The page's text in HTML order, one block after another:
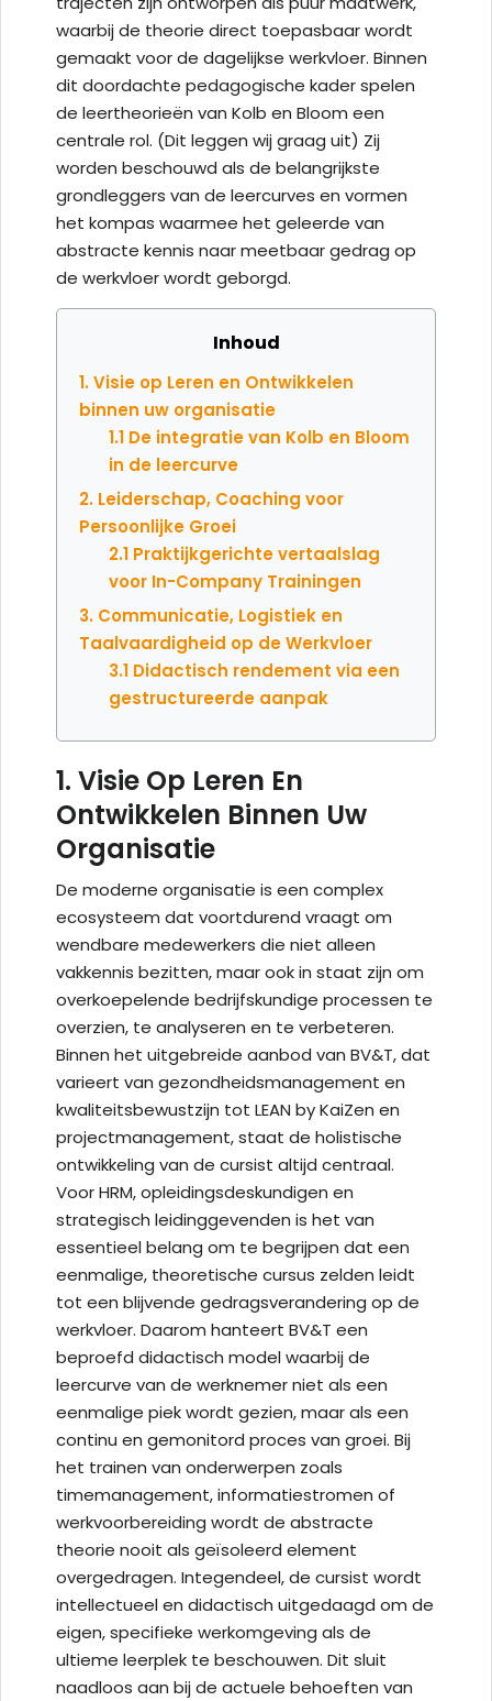
waarbij de theorie direct toepasbaar wordt
gemaakt voor de dagelijkse werkvloer. Binnen
dit doordachte pedagogische kader spelen
de leertheorieën van Kolb en Bloom een
centrale rol. (Dit leggen wij graag uit) Zij
worden beschouwd als de belangrijkste
grondleggers van de leercurves en vormen
het kompas waarmee het geleerde van
abstracte kennis naar meetbaar gedrag op
de werkvloer wordt geborgd.
Inhoud
1. Visie op Leren en Ontwikkelen
binnen uw organisatie
1.1 De integratie van Kolb en Bloom
in de leercurve
2. Leiderschap, Coaching voor
Persoonlijke Groei
2.1 Praktijkgerichte vertaalslag
voor In-Company Trainingen
3. Communicatie, Logistiek en
Taalvaardigheid op de Werkvloer
3.1 Didactisch rendement via een
gestructureerde aanpak
1. Visie Op Leren En
Ontwikkelen Binnen Uw
Organisatie
De moderne organisatie is een complex
ecosysteem dat voortdurend vraagt om
wendbare medewerkers die niet alleen
vakkennis bezitten, maar ook in staat zijn om
overkoepelende bedrijfskundige processen te
overzien, te analyseren en te verbeteren.
Binnen het uitgebreide aanbod van BV&T, dat
varieert van gezondheidsmanagement en
kwaliteitsbewustzijn tot LEAN by KaiZen en
projectmanagement, staat de holistische
ontwikkeling van de cursist altijd centraal.
Voor HRM, opleidingsdeskundigen en
strategisch leidinggevenden is het van
essentieel belang om te begrijpen dat een
eenmalige, theoretische cursus zelden leidt
tot een blijvende gedragsverandering op de
werkvloer. Daarom hanteert BV&T een
beproefd didactisch model waarbij de
leercurve van de werknemer niet als een
eenmalige piek wordt gezien, maar als een
continu en gemonitord proces van groei. Bij
het trainen van onderwerpen zoals
timemanagement, informatiestromen of
werkvoorbereiding wordt de abstracte
theorie nooit als geïsoleerd element
overgedragen. Integendeel, de cursist wordt
intellectueel en didactisch uitgedaagd om de
eigen, specifieke werkomgeving als de
ultieme leerplek te beschouwen. Dit sluit
naadloos aan bij de actuele behoeften van